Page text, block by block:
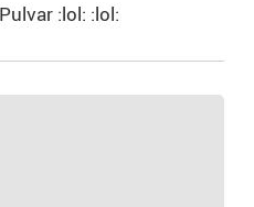
:lol: :lol: